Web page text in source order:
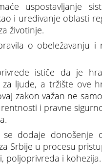
uspostavljanje
i uređivanje oblasti
životinje.
o obeležavanju i
ističe da je
ljude, a tržište ove
zakon važan ne
i pravne
se dodaje donošenje
Srbije u procesu
poljoprivreda i kohezija.